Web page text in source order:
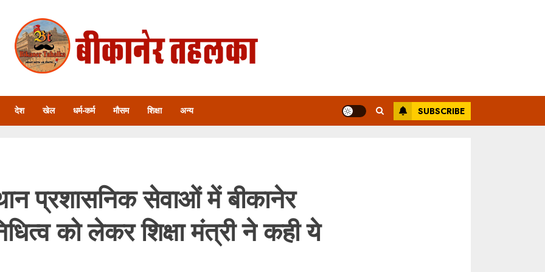
देश खेल धर्म-कर्म मौसम शिक्षा अन्य SUBSCRIBE
प्रशासनिक सेवाओं में बीकानेर
को लेकर शिक्षा मंत्री ने कही ये